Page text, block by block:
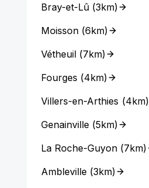
Bray-et-Lû(3km)
Moisson(6km)
Vétheuil(7km)
Fourges (4km)
Villers-en-Arthies (4km)
Genainville(5km)
La Roche-Guyon(7km)
Ambleville(3km)